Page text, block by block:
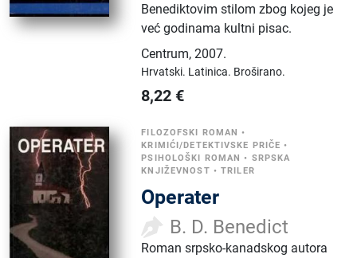
Benediktovim stilom zbog kojeg je
već godinama kultni pisac.
Centrum,2007.
Hrvatski. Latinica. Broširano.
8,22 €
FILOZOFSKI ROMAN •
KRIMIĆI/DETEKTIVSKE PRIČE •
PSIHOLOŠKI ROMAN • SRPSKA
KNJIŽEVNOST •TRILER
Operater
B. D. Benedict
Roman srpsko-kanadskog autora